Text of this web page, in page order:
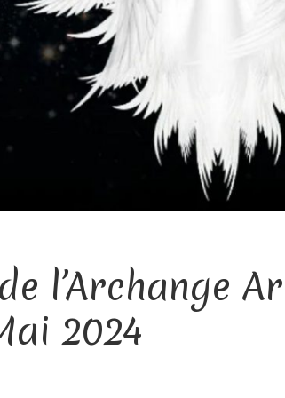
l’Archange
2024